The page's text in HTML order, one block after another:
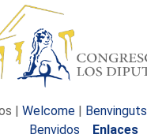
| Welcome | Benvinguts
Benvidos
Enlaces